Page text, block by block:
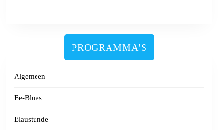
PROGRAMMA'S
Algemeen
Be-Blues
Blaustunde